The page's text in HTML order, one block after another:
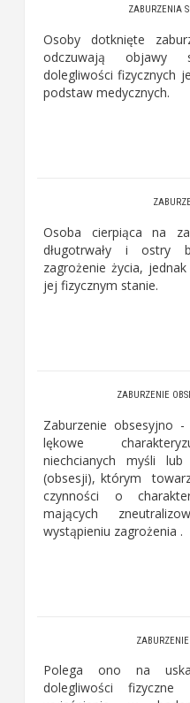
ZABURZENIA
Osoby dotknięte
odczuwają objawy
dolegliwości fizycznych
podstaw medycznych.
Osoba cierpiąca na
długotrwały i ostry
zagrożenie życia,
jej fizycznym stanie.
ZABURZENIE
Zaburzenie obsesyjno
lękowe
niechcianych myśli lub
(obsesji), którym
czynności o
mających
wystąpieniu zagrożenia .
Polega ono na
dolegliwości fizyczne